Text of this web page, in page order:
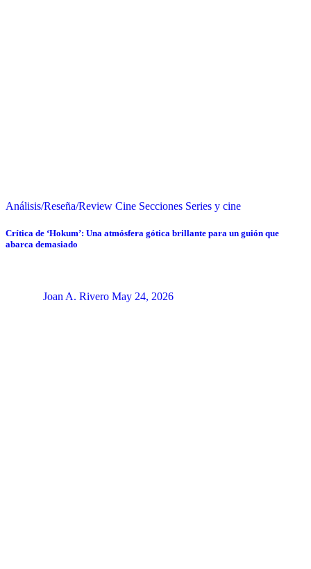
Análisis/Reseña/Review Cine Secciones Series y cine
Crítica de ‘Hokum’: Una atmósfera gótica brillante para un guión que
abarca demasiado
Joan A. Rivero May 24, 2026